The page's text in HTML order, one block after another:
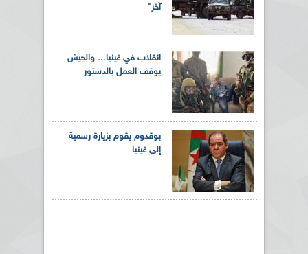
آخر"
انقلاب في غينيا... والجيش
يوقف العمل بالدستور
بوقدوم يقوم بزيارة رسمية
إلى غينيا